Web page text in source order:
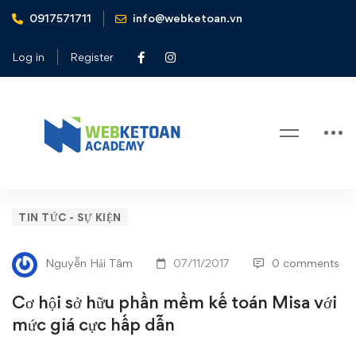
0917571711 info@webketoan.vn
Log in Register
Home
Tin tức - Sự kiện
dẫn
Cơ
hội
sở
hữu
TIN TỨC - SỰ KIỆN
Nguyễn Hải Tâm 07/11/2017 0 comments
Cơ hội sở hữu phần mềm kế toán Misa với
mức giá cực hấp dẫn